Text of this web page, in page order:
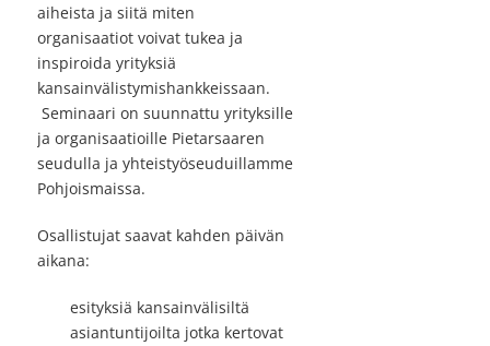
aiheista ja siitä miten
organisaatiot voivat tukea ja
inspiroida yrityksiä
kansainvälistymishankkeissaan.
Seminaari on suunnattu yrityksille
ja organisaatioille Pietarsaaren
seudulla ja yhteistyöseuduillamme
Pohjoismaissa.
Osallistujat saavat kahden päivän
aikana:
esityksiä kansainvälisiltä
asiantuntijoilta jotka kertovat